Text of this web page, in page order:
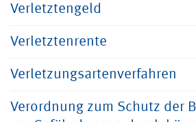
Verletztengeld
Verletztenrente
Verletzungsartenverfahren
Verordnung zum Schutz der